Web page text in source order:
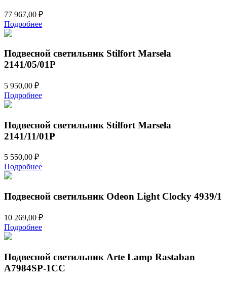
77 967,00 ₽
Подробнее
Подвесной светильник Stilfort Marsela
2141/05/01P
5 950,00 ₽
Подробнее
Подвесной светильник Stilfort Marsela
2141/11/01P
5 550,00 ₽
Подробнее
Подвесной светильник Odeon Light Clocky 4939/1
10 269,00 ₽
Подробнее
Подвесной светильник Arte Lamp Rastaban
A7984SP-1CC